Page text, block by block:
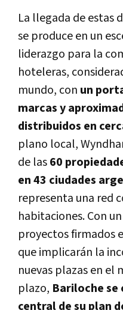
La llegada de estas
se produce en un
liderazgo para la
hoteleras,
mundo, con un
marcas y
distribuidos en
plano local,
de las60
en 43 ciudades
representa una red
habitaciones. Con
proyectos firmados
que implicarán la
nuevas plazas en el
plazo, Bariloche se
central de su plan